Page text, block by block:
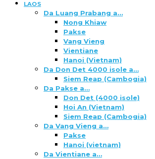
LAOS
Da Luang Prabang a…
Nong Khiaw
Pakse
Vang Vieng
Vientiane
Hanoi (Vietnam)
Da Don Det 4000 isole a…
Siem Reap (Cambogia)
Da Pakse a…
Don Det (4000 isole)
Hoi An (Vietnam)
Siem Reap (Cambogia)
Da Vang Vieng a…
Pakse
Hanoi (vietnam)
Da Vientiane a…